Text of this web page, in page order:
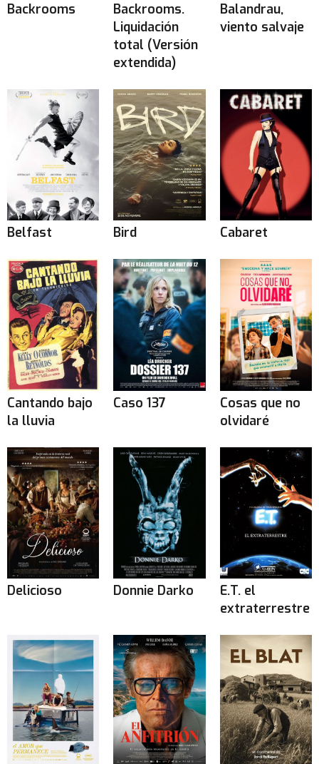
Backrooms
Backrooms.
Liquidación
total (Versión
extendida)
Balandrau,
viento salvaje
Belfast Bird Cabaret
Cantando bajo
la lluvia
Caso 137
Cosas que no
olvidaré
Delicioso Donnie Darko
E.T. el
extraterrestre